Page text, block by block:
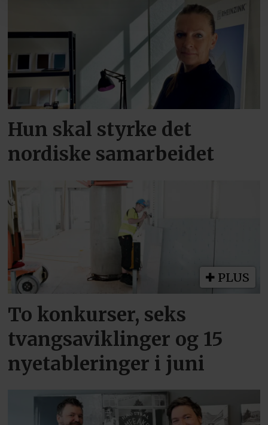
Hun skal styrke det
nordiske samarbeidet
PLUS
To konkurser, seks
tvangsaviklinger og 15
nyetableringer i juni